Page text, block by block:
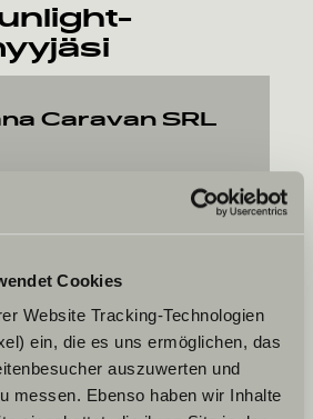
Cookies
Website Tracking-Technologien
ein, die es uns ermöglichen, das
auszuwerten und
messen. Ebenso haben wir Inhalte
Caravan SRL
22
ajankohta